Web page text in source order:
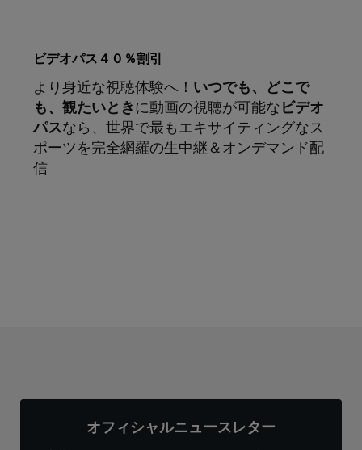
ビデオパス４０％割引
より身近な視聴体験へ！ いつでも、どこで
も、観たいとき に動画の視聴が可能な ビデオ
パスなら、世界で最もエキサイティングなス
ポーツを完全網羅の生中継＆オンデマンド配
信
オフィシャルニュースレター